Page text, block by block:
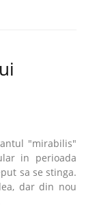
"mirabilis"
in perioada
sa se stinga.
dar din nou